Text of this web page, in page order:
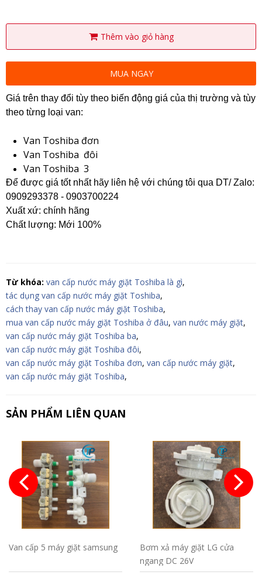
Thêm vào giỏ hàng
MUA NGAY
Giá trên thay đổi tùy theo biến động giá của thị trường và tùy
theo từng loại van:
Van Toshiba đơn
Van Toshiba đôi
Van Toshiba 3
Để được giá tốt nhất hãy liên hệ với chúng tôi qua DT/ Zalo:
0909293378 - 0903700224
Xuất xứ: chính hãng
Chất lượng: Mới 100%
Từ khóa: van cấp nước máy giặt Toshiba là gì,
tác dụng van cấp nước máy giặt Toshiba,
cách thay van cấp nước máy giặt Toshiba,
mua van cấp nước máy giặt Toshiba ở đâu, van nước máy giặt,
van cấp nước máy giặt Toshiba ba,
van cấp nước máy giặt Toshiba đôi,
van cấp nước máy giặt Toshiba đơn, van cấp nước máy giặt,
van cấp nước máy giặt Toshiba,
SẢN PHẨM LIÊN QUAN
Van cấp 5 máy giặt samsung
Bơm xả máy giặt LG cửa
ngang DC 26V